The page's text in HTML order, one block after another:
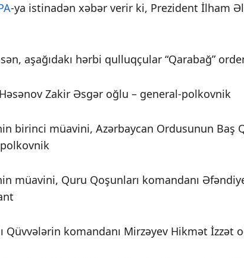
-ya istinadən xəbər verir ki, Prezident İlham
aşağıdakı hərbi qulluqçular “Qarabağ”
Zakir Əsgər oğlu – general-polkovnik
birinci müavini, Azərbaycan Ordusunun Baş
müavini, Quru Qoşunları komandanı
Qüvvələrin komandanı Mirzəyev Hikmət İzzət